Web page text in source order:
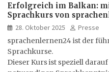
Erfolgreich im Balkan:
Sprachkurs von
28. Oktober 2025
Presse
sprachenlernen24 ist der
Sprachkurse.
Dieser Kurs ist speziell